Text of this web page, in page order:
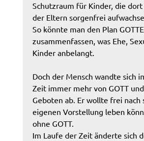
Schutzraum für Kinder, die
der Eltern sorgenfrei
So könnte man den Plan
zusammenfassen, was Ehe,
Kinder anbelangt.
Doch der Mensch wandte sich
Zeit immer mehr von GOTT
Geboten ab. Er wollte frei nach
eigenen Vorstellung leben
ohne GOTT.
Im Laufe der Zeit änderte sich